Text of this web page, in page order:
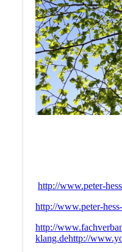
http://www.peter-
http://www.peter-
http://
klang.dehttp://